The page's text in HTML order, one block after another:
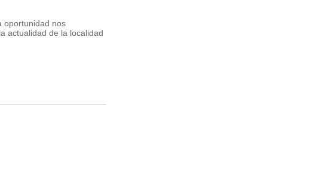
oportunidad nos
actualidad de la localidad